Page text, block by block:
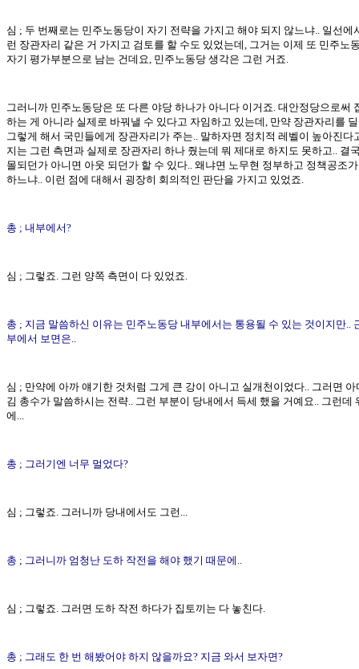
심 ; 두 번째로는 민주노동당이 자기 전략을 가지고 해야 되지 않느냐.. 일선에
런 장관자리 같은 거 가지고 검토를 할 수도 있었는데, 그거는 이제 또 민주노
자기 평가부분으로 남는 건데요, 민주노동당 생각은 그런 거죠.
그러니까 민주노동당은 또 다른 야당 하나가 아니다 이거죠. 대안정당으로써
하는 게 아니라 실제로 바꿔낼 수 있다고 자임하고 있는데, 만약 장관자리를
그렇게 해서 국민들에게 장관자리가 주는.. 말하자면 정치적 레벨이 높아진다
지는 그런 측면과 실제로 장관자리 하나 줬는데 뭐 제대로 하지도 못하고.. 결
몰되던가 아니면 아웃 되던가 할 수 있다.. 왜냐면 노무현 정부하고 정책공조
하느냐.. 이런 점에 대해서 굉장히 회의적인 판단을 가지고 있었죠.
총 ; 내부에서?
심 ; 그렇죠. 그런 양쪽 측면이 다 있었죠.
총 ; 지금 말씀하신 이유는 민주노동당 내부에서는 통용될 수 있는 것이지만..
부에서 보면은..
심 ; 만약에 아까 얘기한 것처럼 그게 큰 강이 아니고 실개천이었다.. 그러면 아
김 총수가 말씀하시는 전략.. 그런 부분이 당내에서 득세 했을 거예요.. 그런데
에...
총 ; 그러기엔 너무 멀었다?
심 ; 그렇죠. 그러니까 당내에서도 그런...
총 ; 그러니까 엄청난 도하 작전을 해야 했기 때문에..
심 ; 그렇죠. 그러면 도하 작전 하다가 집토끼는 다 놓친다.
총 ; 그래도 한 번 해봤어야 하지 않을까요? 지금 와서 보자면?